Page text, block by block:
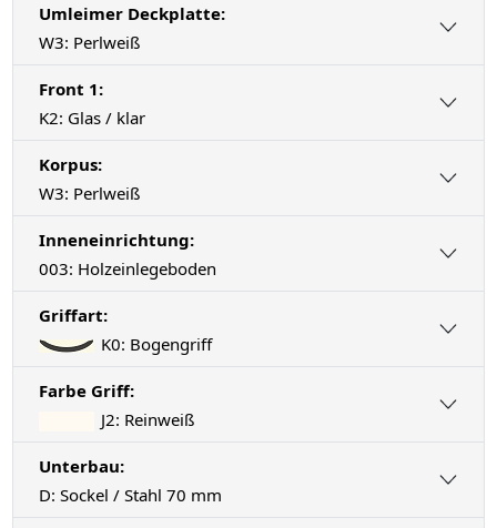
Umleimer Deckplatte:
W3: Perlweiß
Front 1:
K2: Glas / klar
Korpus:
W3: Perlweiß
Inneneinrichtung:
003: Holzeinlegeboden
Griffart:
K0: Bogengriff
Farbe Griff:
J2: Reinweiß
Unterbau:
D: Sockel / Stahl 70 mm